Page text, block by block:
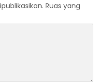
Ruas yang